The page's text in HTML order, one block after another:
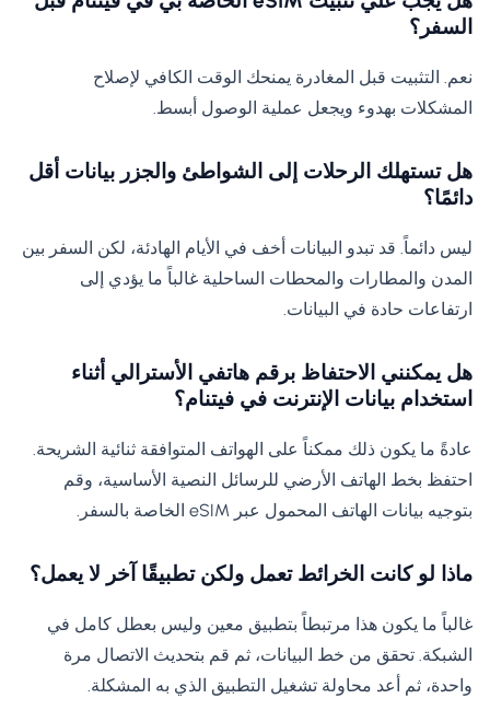
السفر؟
نعم. التثبيت قبل المغادرة يمنحك الوقت الكافي لإصلاح
المشكلات بهدوء ويجعل عملية الوصول أبسط.
هل تستهلك الرحلات إلى الشواطئ والجزر بيانات أقل
دائمًا؟
ليس دائماً. قد تبدو البيانات أخف في الأيام الهادئة، لكن السفر بين
المدن والمطارات والمحطات الساحلية غالباً ما يؤدي إلى
ارتفاعات حادة في البيانات.
هل يمكنني الاحتفاظ برقم هاتفي الأسترالي أثناء
استخدام بيانات الإنترنت في فيتنام؟
عادةً ما يكون ذلك ممكناً على الهواتف المتوافقة ثنائية الشريحة.
احتفظ بخط الهاتف الأرضي للرسائل النصية الأساسية، وقم
بتوجيه بيانات الهاتف المحمول عبر eSIM الخاصة بالسفر.
ماذا لو كانت الخرائط تعمل ولكن تطبيقًا آخر لا يعمل؟
غالباً ما يكون هذا مرتبطاً بتطبيق معين وليس بعطل كامل في
الشبكة. تحقق من خط البيانات، ثم قم بتحديث الاتصال مرة
واحدة، ثم أعد محاولة تشغيل التطبيق الذي به المشكلة.